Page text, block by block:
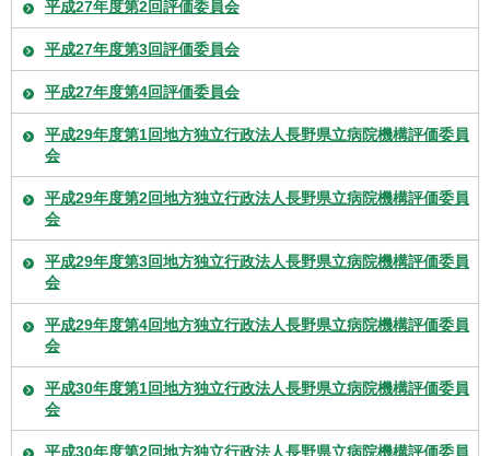
平成27年度第2回評価委員会
平成27年度第3回評価委員会
平成27年度第4回評価委員会
平成29年度第1回地方独立行政法人長野県立病院機構評価委員
会
平成29年度第2回地方独立行政法人長野県立病院機構評価委員
会
平成29年度第3回地方独立行政法人長野県立病院機構評価委員
会
平成29年度第4回地方独立行政法人長野県立病院機構評価委員
会
平成30年度第1回地方独立行政法人長野県立病院機構評価委員
会
平成30年度第2回地方独立行政法人長野県立病院機構評価委員